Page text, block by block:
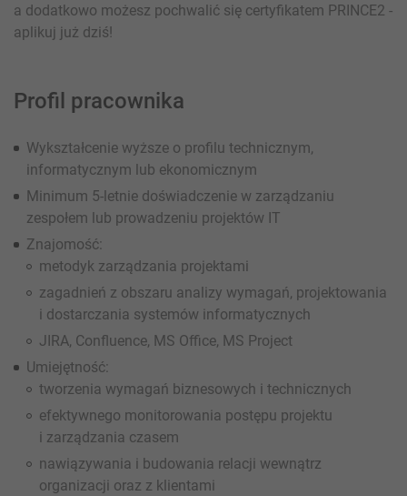
a dodatkowo możesz pochwalić się certyfikatem PRINCE2 -
aplikuj już dziś!
Profil pracownika
Wykształcenie wyższe o profilu technicznym,
informatycznym lub ekonomicznym
Minimum 5-letnie doświadczenie w zarządzaniu
zespołem lub prowadzeniu projektów IT
Znajomość:
metodyk zarządzania projektami
zagadnień z obszaru analizy wymagań, projektowania
i dostarczania systemów informatycznych
JIRA, Confluence, MS Office, MS Project
Umiejętność:
tworzenia wymagań biznesowych i technicznych
efektywnego monitorowania postępu projektu
i zarządzania czasem
nawiązywania i budowania relacji wewnątrz
organizacji oraz z klientami